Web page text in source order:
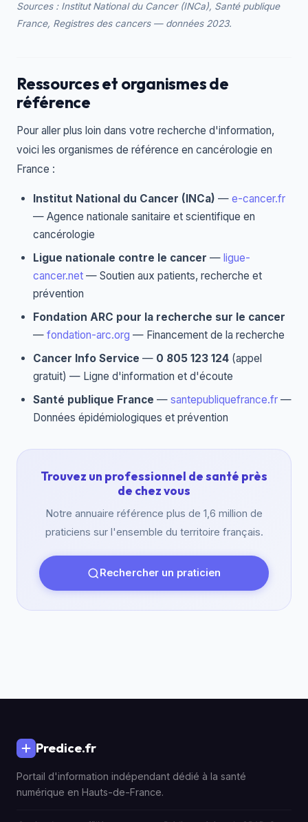
Sources : Institut National du Cancer (INCa), Santé publique
France, Registres des cancers — données 2023.
Ressources et organismes de
référence
Pour aller plus loin dans votre recherche d'information,
voici les organismes de référence en cancérologie en
France :
Institut National du Cancer (INCa) — e-cancer.fr
— Agence nationale sanitaire et scientifique en
cancérologie
Ligue nationale contre le cancer — ligue-
cancer.net — Soutien aux patients, recherche et
prévention
Fondation ARC pour la recherche sur le cancer
— fondation-arc.org — Financement de la recherche
Cancer Info Service — 0 805 123 124 (appel
gratuit) — Ligne d'information et d'écoute
Santé publique France — santepubliquefrance.fr —
Données épidémiologiques et prévention
Trouvez un professionnel de santé près
de chez vous
Notre annuaire référence plus de 1,6 million de
praticiens sur l'ensemble du territoire français.
Rechercher un praticien
Predice.fr
Portail d'information indépendant dédié à la santé
numérique en Hauts-de-France.